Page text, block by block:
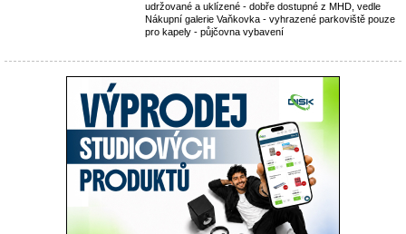
udržované a uklízené - dobře dostupné z MHD, vedle
Nákupní galerie Vaňkovka - vyhrazené parkoviště pouze
pro kapely - půjčovna vybavení